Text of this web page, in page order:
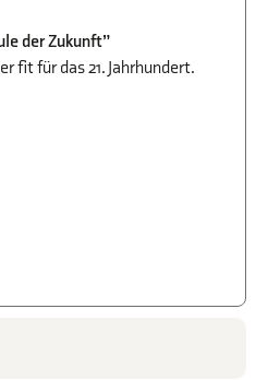
+ TECHNIK
der Zukunft”
fit für das 21. Jahrhundert.